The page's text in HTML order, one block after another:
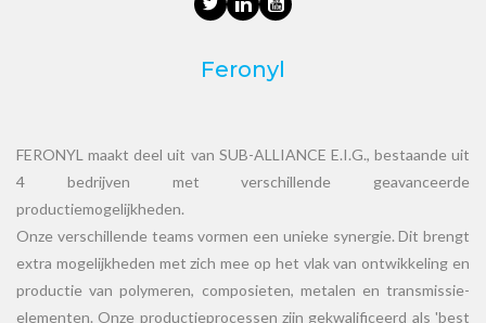
Feronyl
FERONYL maakt deel uit van SUB-ALLIANCE E.I.G., bestaande uit
4 bedrijven met verschillende geavanceerde
productiemogelijkheden.
Onze verschillende teams vormen een unieke synergie. Dit brengt
extra mogelijkheden met zich mee op het vlak van ontwikkeling en
productie van polymeren, composieten, metalen en transmissie-
elementen. Onze productieprocessen zijn gekwalificeerd als 'best